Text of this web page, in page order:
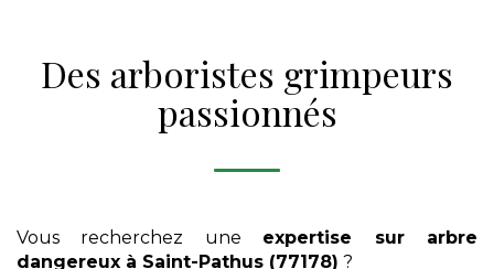
Des arboristes grimpeurs
passionnés
Vous recherchez une expertise sur arbre
dangereux à Saint-Pathus (77178) ?